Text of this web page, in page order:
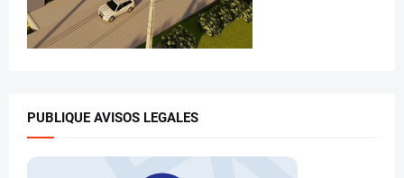
PUBLIQUE AVISOS LEGALES